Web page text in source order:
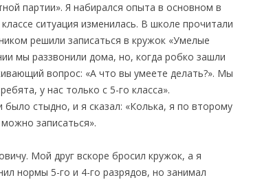
партии». Я набирался опыта в основном в
ситуация изменилась. В школе прочитали
решили записаться в кружок «Умелые
мы раззвонили дома, но, когда робко зашли
вопрос: «А что вы умеете делать?». Мы
у нас только с 5-го класса».
стыдно, и я сказал: «Колька, я по второму
записаться».
Мой друг вскоре бросил кружок, а я
нормы 5-го и 4-го разрядов, но занимал